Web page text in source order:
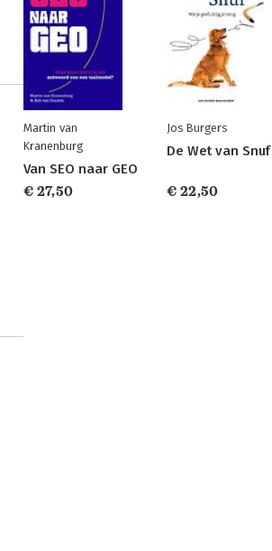
Martin van
Kranenburg
Van SEO naar GEO
€ 27,50
Jos Burgers
De Wet van Snuf
€ 22,50